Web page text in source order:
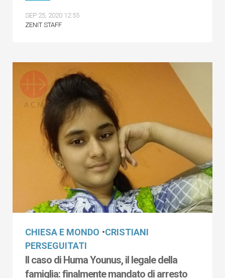
SEP 25, 2020 12:55
ZENIT STAFF
CHIESA E MONDO •CRISTIANI
PERSEGUITATI
Il caso di Huma Younus, il legale della
famiglia: finalmente mandato di arresto